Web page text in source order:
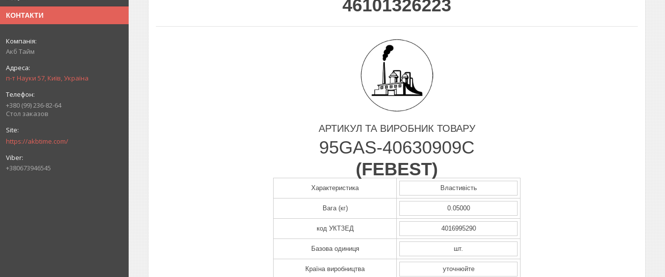
КОНТАКТИ
Акб Тайм
п-т Науки 57, Київ, Україна
+380 (99) 236-82-64
Стол заказов
https://akbtime.com/
+380673946545
46101326223
АРТИКУЛ ТА ВИРОБНИК ТОВАРУ
95GAS-40630909C
(FEBEST)
Характеристика Властивість
Вага (кг) 0.05000
код УКТЗЕД 4016995290
Базова одиниця шт.
Країна виробництва уточнюйте